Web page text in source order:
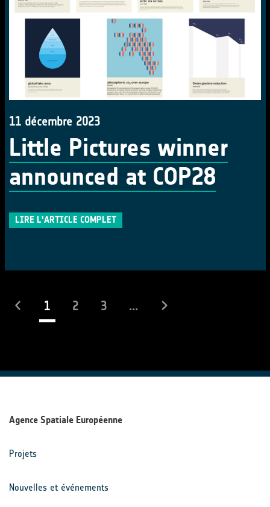
11 décembre 2023
Little Pictures winner
announced at COP28
LIRE L'ARTICLE COMPLET
1(actuel)
2 3 ...
Agence Spatiale Européenne
Projets
Nouvelles et événements